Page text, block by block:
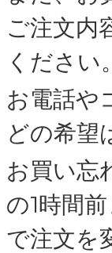
ご注文内
ください
お電話や
どの希望
お買い忘
の1時間
で注文を